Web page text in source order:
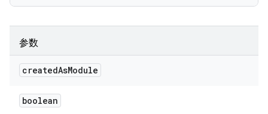
参数
createdAsModule
boolean